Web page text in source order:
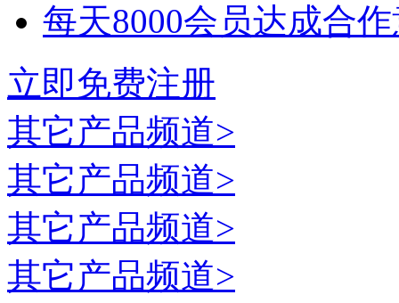
每天8000会员达成合
立即免费注册
其它产品频道>
其它产品频道>
其它产品频道>
其它产品频道>